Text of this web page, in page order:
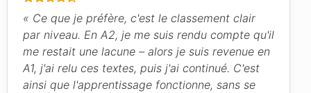
« Ce que je préfère, c'est le classement clair
par niveau. En A2, je me suis rendu compte qu'il
me restait une lacune – alors je suis revenue en
A1, j'ai relu ces textes, puis j'ai continué. C'est
ainsi que l'apprentissage fonctionne, sans se